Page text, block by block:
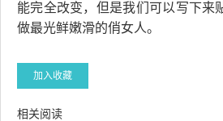
能完全改变，但是我们可以写下来
做最光鲜嫩滑的俏女人。
加入收藏
相关阅读